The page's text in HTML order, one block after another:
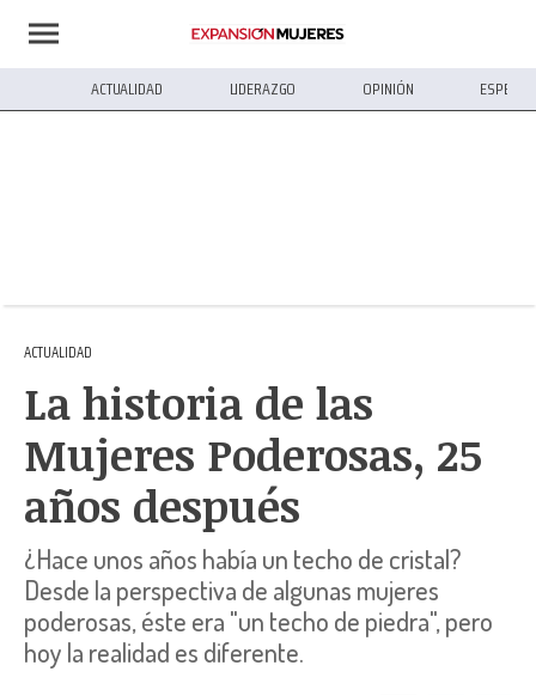
ACTUALIDAD LIDERAZGO OPINIÓN
ACTUALIDAD
La historia de las
Mujeres Poderosas, 25
años después
¿Hace unos años había un techo de cristal?
Desde la perspectiva de algunas mujeres
poderosas, éste era "un techo de piedra", pero
hoy la realidad es diferente.